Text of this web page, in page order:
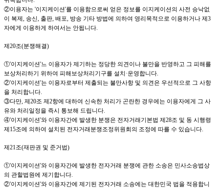
②이용자는 '이지케이션'를 이용함으로써 얻은 정보를 이지케이션의 사전 승낙없
이 복제 송신 출판 배포 방송 기타 방법에 의하여 영리목적으로 이용하거나 제3
자에게 이용하게 하여서는 안됩니다
제20조(분쟁해결)
①'이지케이션'느 이용자가 제기하는 정당한 의견이나 불만을 반영하고 그 피해를
보상처리하기 위하여 피해보상처리기구를 설치·운영합니다
②'이지케이션'는 이용자로부터 제출되는 불만사항 및 의견은 우선적으로 그 사항
을 처리합니다
③다만 제20조 제2항에 대하여 신속한 처리가 곤란한 경우에는 이용자에게 그 사
유와 처리일정을 즉시 통보해 드립니다
④'이지케이션'와 이용자간에 발생한 분쟁은 전자거래기본법 제28조 및 동 시행령
제15조에 의하여 설치된 전자거래분쟁조정위원회의 조정에 따를 수 있습니다
제21 조(재판권 및 준거법)
①'이지케이션'와 이용자간에 발생한 전자거래 분쟁에 관한 소송은 민사소송법상
의 관할법원에 제기합니다
②'이지케이션'와 이용자간에 제기된 전자거래 소송에는 대한민국 법을 적용합니